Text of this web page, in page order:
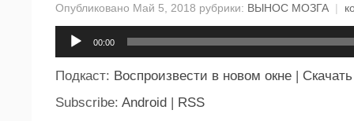
Опубликовано Май 5, 2018 рубрики: ВЫНОС МОЗГА |
00:00
Подкаст: Воспроизвести в новом окне | Скачать
Subscribe: Android | RSS